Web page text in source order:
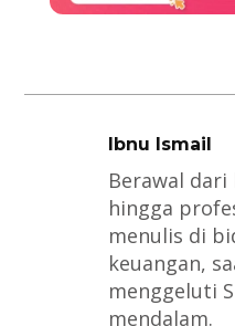
Ibnu Ismail
Berawal
hingga
menulis di
keuangan,
menggeluti
mendalam.